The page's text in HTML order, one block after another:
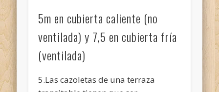
5m en cubierta caliente (no
ventilada) y 7,5 en cubierta fría
(ventilada)
5.Las cazoletas de una terraza